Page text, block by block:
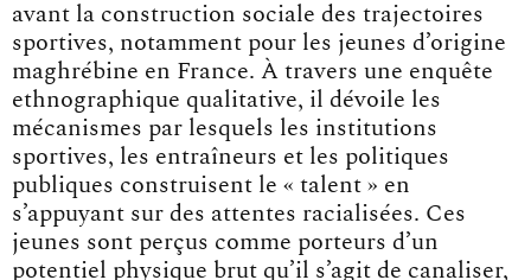
avant la construction sociale des trajectoires
sportives, notamment pour les jeunes d’origine
maghrébine en France. À travers une enquête
ethnographique qualitative, il dévoile les
mécanismes par lesquels les institutions
sportives, les entraîneurs et les politiques
publiques construisent le « talent » en
s’appuyant sur des attentes racialisées. Ces
jeunes sont perçus comme porteurs d’un
potentiel physique brut qu’il s’agit de canaliser,